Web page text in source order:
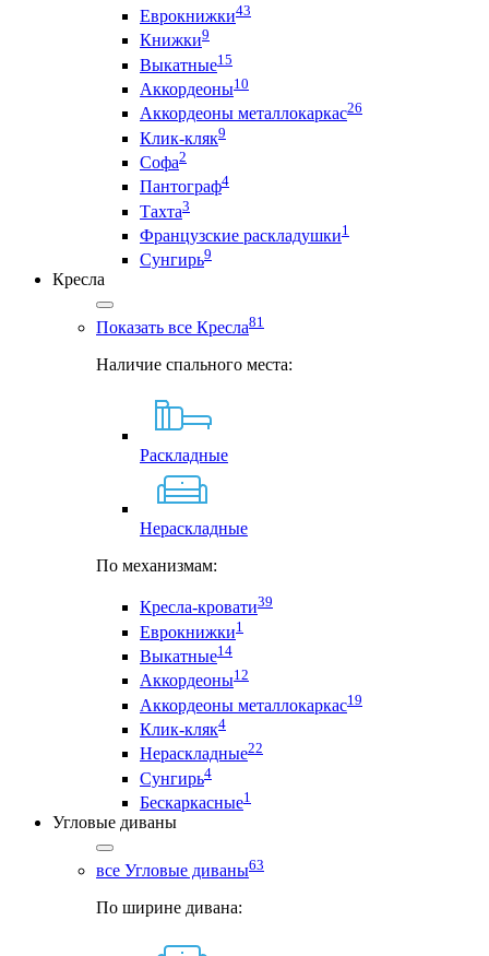
Еврокнижки43
Книжки9
Выкатные15
Аккордеоны10
Аккордеоны металлокаркас26
Клик-кляк9
Софа2
Пантограф4
Тахта3
Французские раскладушки1
Сунгирь9
Кресла
Показать все Кресла81
Наличие спального места:
Раскладные
Нераскладные
По механизмам:
Кресла-кровати39
Еврокнижки1
Выкатные14
Аккордеоны12
Аккордеоны металлокаркас19
Клик-кляк4
Нераскладные22
Сунгирь4
Бескаркасные1
Угловые диваны
все Угловые диваны63
По ширине дивана: